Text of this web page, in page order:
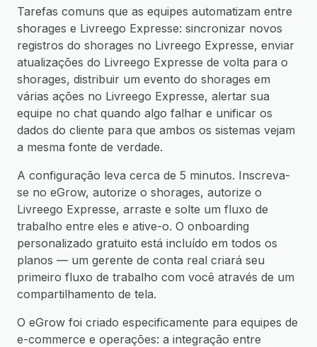
Tarefas comuns que as equipes automatizam entre
shorages e Livreego Expresse: sincronizar novos
registros do shorages no Livreego Expresse, enviar
atualizações do Livreego Expresse de volta para o
shorages, distribuir um evento do shorages em
várias ações no Livreego Expresse, alertar sua
equipe no chat quando algo falhar e unificar os
dados do cliente para que ambos os sistemas vejam
a mesma fonte de verdade.
A configuração leva cerca de 5 minutos. Inscreva-
se no eGrow, autorize o shorages, autorize o
Livreego Expresse, arraste e solte um fluxo de
trabalho entre eles e ative-o. O onboarding
personalizado gratuito está incluído em todos os
planos — um gerente de conta real criará seu
primeiro fluxo de trabalho com você através de um
compartilhamento de tela.
O eGrow foi criado especificamente para equipes de
e-commerce e operações: a integração entre